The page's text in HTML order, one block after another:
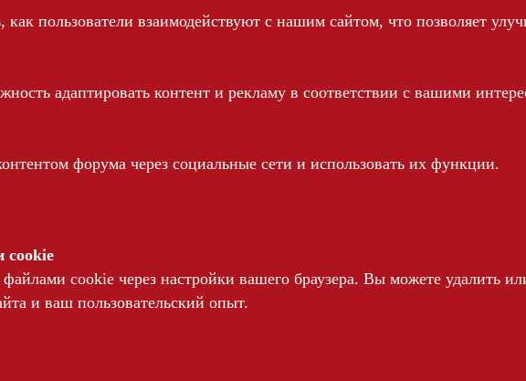
пользователи взаимодействуют с нашим сайтом, что позволяет
адаптировать контент и рекламу в соответствии с вашими
форума через социальные сети и использовать их функции.
cookie
cookie через настройки вашего браузера. Вы можете удалить
и ваш пользовательский опыт.